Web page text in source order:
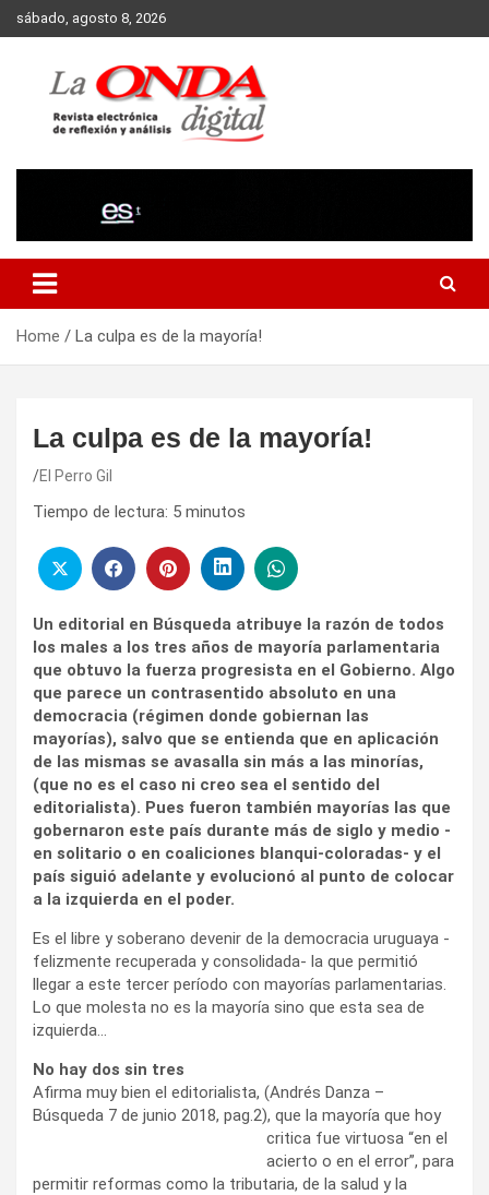
Skip
to
sábado, agosto 8, 2026
Home La culpa es de la mayoría!
La culpa es de la mayoría!
El Perro Gil
Tiempo de lectura: 5 minutos
Un editorial en Búsqueda atribuye la razón de todos
los males a los tres años de mayoría parlamentaria
que obtuvo la fuerza progresista en el Gobierno. Algo
que parece un contrasentido absoluto en una
democracia (régimen donde gobiernan las
mayorías), salvo que se entienda que en aplicación
de las mismas se avasalla sin más a las minorías,
(que no es el caso ni creo sea el sentido del
editorialista). Pues fueron también mayorías las que
gobernaron este país durante más de siglo y medio -
en solitario o en coaliciones blanqui-coloradas- y el
país siguió adelante y evolucionó al punto de colocar
a la izquierda en el poder.
Es el libre y soberano devenir de la democracia uruguaya -
felizmente recuperada y consolidada- la que permitió
llegar a este tercer período con mayorías parlamentarias.
Lo que molesta no es la mayoría sino que esta sea de
izquierda…
No hay dos sin tres
Afirma muy bien el editorialista, (Andrés Danza –
Búsqueda 7 de junio 2018, pag.2), que la mayoría que hoy
critica fue virtuosa “en el
acierto o en el error”, para
permitir reformas como la tributaria, de la salud y la